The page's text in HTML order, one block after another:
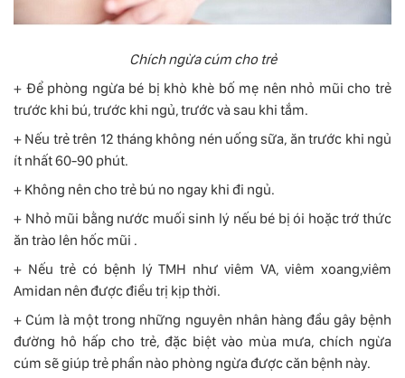
Chích ngừa cúm cho trẻ
+ Để phòng ngừa bé bị khò khè bố mẹ nên nhỏ mũi cho trẻ
trước khi bú, trước khi ngủ, trước và sau khi tắm.
+ Nếu trẻ trên 12 tháng không nén uống sữa, ăn trước khi ngủ
ít nhất 60-90 phút.
+ Không nên cho trẻ bú no ngay khi đi ngủ.
+ Nhỏ mũi bằng nước muối sinh lý nếu bé bị ói hoặc trớ thức
ăn trào lên hốc mũi .
+ Nếu trẻ có bệnh lý TMH như viêm VA, viêm xoang,viêm
Amidan nên được điều trị kịp thời.
+ Cúm là một trong những nguyên nhân hàng đầu gây bệnh
đường hô hấp cho trẻ, đặc biệt vào mùa mưa, chích ngừa
cúm sẽ giúp trẻ phần nào phòng ngừa được căn bệnh này.